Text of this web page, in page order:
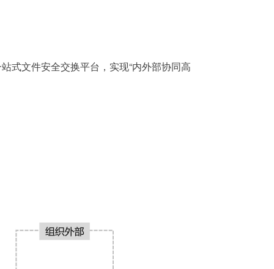
式文件安全交换平台，实现“内外部协同高